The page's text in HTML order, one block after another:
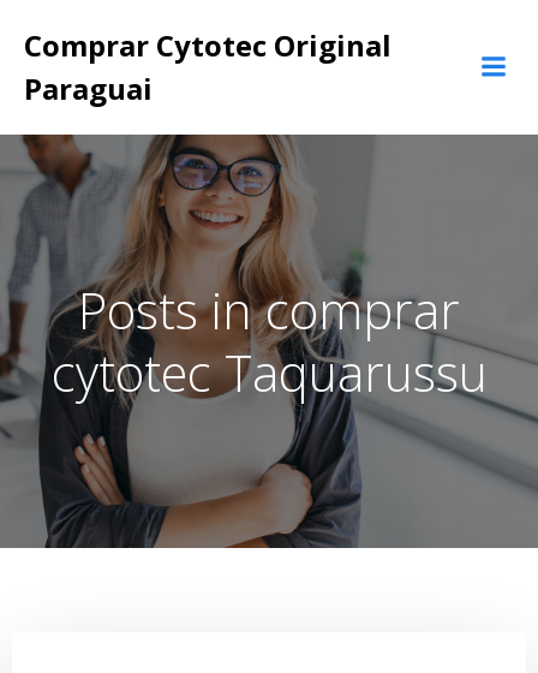
para
Comprar Cytotec Original
Paraguai
Posts in comprar
cytotec Taquarussu